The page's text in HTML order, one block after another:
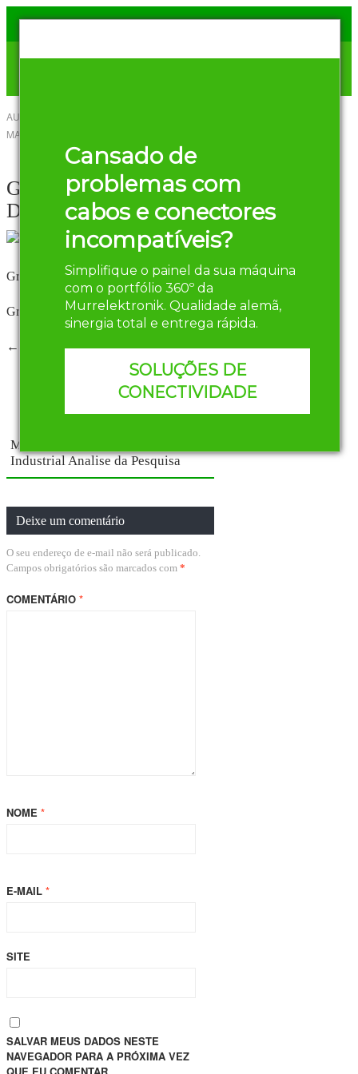
Cansado de
problemas com
cabos e conectores
incompatíveis?
Simplifique o painel da sua máquina
com o portfólio 360º da
Murrelektronik. Qualidade alemã,
sinergia total e entrega rápida.
SOLUÇÕES DE
CONECTIVIDADE
AUTOR
MARÇO DE 2017
Compartilhar Twitter Facebook
Gráfico Principais
Dispositivos
Gráfico Principais Dispositivos
Gráfico Principais Dispositivos
← Anterior Próximo →
Mercado Brasileiro de Automação
Industrial Analise da Pesquisa
Mercado Brasileiro de Automação
Industrial Analise da Pesquisa
Deixe um comentário
O seu endereço de e-mail não será publicado.
Campos obrigatórios são marcados com *
COMENTÁRIO *
NOME *
E-MAIL *
SITE
SALVAR MEUS DADOS NESTE
NAVEGADOR PARA A PRÓXIMA VEZ
QUE EU COMENTAR.